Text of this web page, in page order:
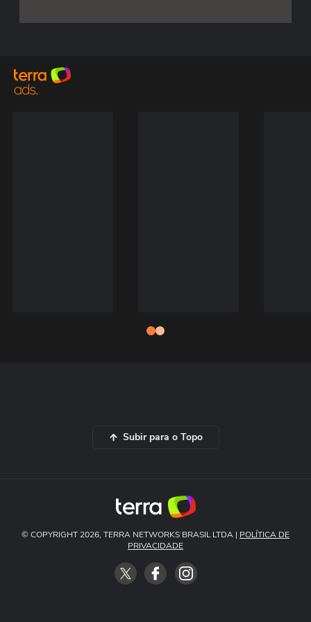
Subir para o Topo
© COPYRIGHT 2026, TERRA NETWORKS BRASIL LTDA | POLÍTICA DE
PRIVACIDADE